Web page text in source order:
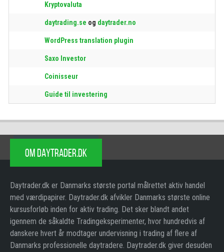
Kryptovaluta
daytrading.se og daytrader.no
WordPress translation plugin
Saxo Investor
Coinisseur
Guide til investering
OM DAYTRADER.DK
Daytrader.dk er Danmarks største portal målrettet aktiv handel
med værdipapirer. Daytrader.dk afvikler Danmarks største online
kursusforløb inden for aktiv trading. Det sker blandt andet
igennem de såkaldte Tradingeksperimenter, hvor hundredvis af
danskere hvert år modtager undervisning i trading af flere af
Danmarks professionelle daytradere. Daytrader.dk giver desuden